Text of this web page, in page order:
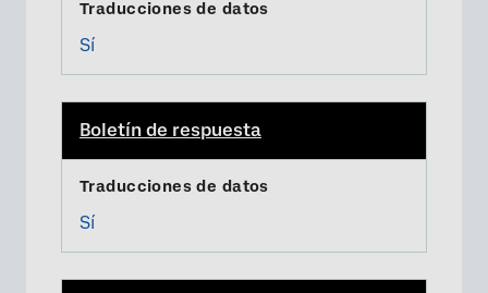
Sí
Boletín de respuesta
Sí